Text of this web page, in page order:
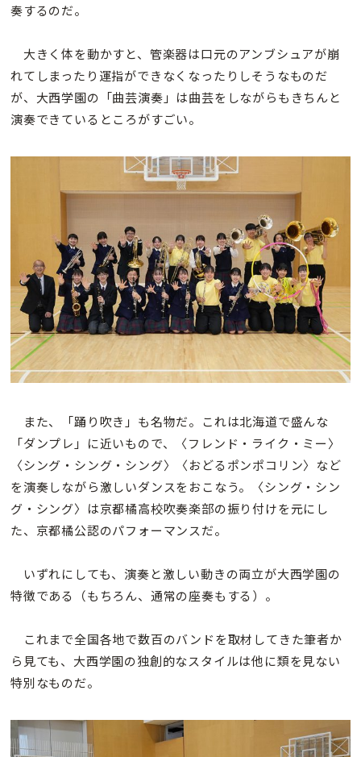
奏するのだ。
大きく体を動かすと、管楽器は口元のアンブシュアが崩
れてしまったり運指ができなくなったりしそうなものだ
が、大西学園の「曲芸演奏」は曲芸をしながらもきちんと
演奏できているところがすごい。
また、「踊り吹き」も名物だ。これは北海道で盛んな
「ダンプレ」に近いもので、〈フレンド・ライク・ミー〉
〈シング・シング・シング〉〈おどるポンポコリン〉など
を演奏しながら激しいダンスをおこなう。〈シング・シン
グ・シング〉は京都橘高校吹奏楽部の振り付けを元にし
た、京都橘公認のパフォーマンスだ。
いずれにしても、演奏と激しい動きの両立が大西学園の
特徴である（もちろん、通常の座奏もする）。
これまで全国各地で数百のバンドを取材してきた筆者か
ら見ても、大西学園の独創的なスタイルは他に類を見ない
特別なものだ。